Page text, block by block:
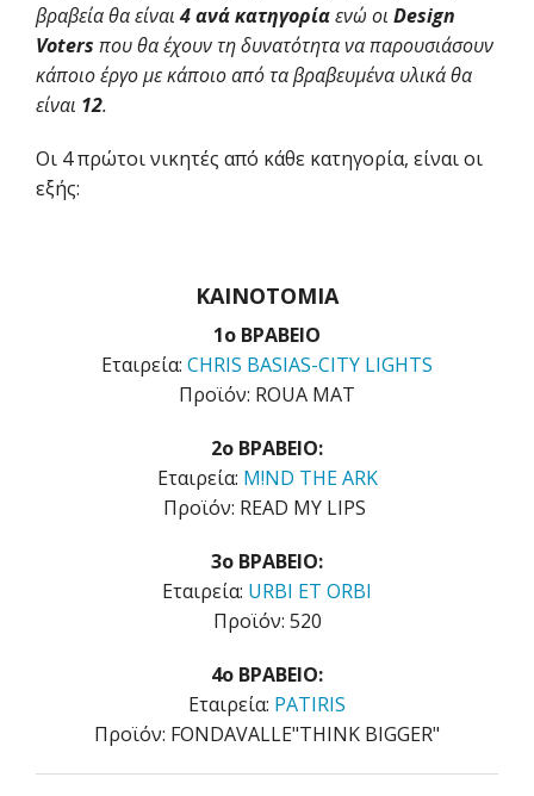
βραβεία θα είναι 4 ανά κατηγορίαενώ οι Design
Voters που θα έχουν τη δυνατότητα να παρουσιάσουν
κάποιο έργο με κάποιο από τα βραβευμένα υλικά θα
είναι 12.
Οι 4 πρώτοι νικητές από κάθε κατηγορία, είναι οι
εξής:
ΚΑΙΝΟΤΟΜΙΑ
1ο ΒΡΑΒΕΙΟ
Εταιρεία: CHRIS BASIAS-CITY LIGHTS
Προϊόν: ROUA MAT
2o ΒΡΑΒΕΙΟ:
Εταιρεία: M!ND THE ARK
Προϊόν: READ MY LIPS
3o ΒΡΑΒΕΙΟ:
Εταιρεία: URBI ET ORBI
Προϊόν: 520
4o ΒΡΑΒΕΙΟ:
Εταιρεία: PATIRIS
Προϊόν: FONDAVALLE"THINK BIGGER"